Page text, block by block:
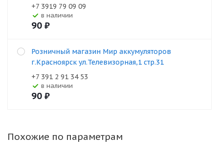
+7 3919 79 09 09
В наличии
90 ₽
Розничный магазин Мир аккумуляторов
г.Красноярск ул.Телевизорная,1 стр.31
+7 391 2 91 34 53
В наличии
90 ₽
Похожие по параметрам